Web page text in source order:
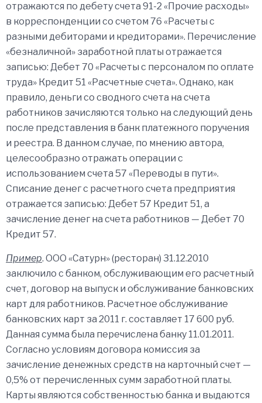
отражаются по дебету счета 91-2 «Прочие расходы»
в корреспонденции со счетом 76 «Расчеты с
разными дебиторами и кредиторами». Перечисление
«безналичной» заработной платы отражается
записью: Дебет 70 «Расчеты с персоналом по оплате
труда» Кредит 51 «Расчетные счета». Однако, как
правило, деньги со сводного счета на счета
работников зачисляются только на следующий день
после представления в банк платежного поручения
и реестра. В данном случае, по мнению автора,
целесообразно отражать операции с
использованием счета 57 «Переводы в пути».
Списание денег с расчетного счета предприятия
отражается записью: Дебет 57 Кредит 51, а
зачисление денег на счета работников — Дебет 70
Кредит 57.
Пример. ООО «Сатурн» (ресторан) 31.12.2010
заключило с банком, обслуживающим его расчетный
счет, договор на выпуск и обслуживание банковских
карт для работников. Расчетное обслуживание
банковских карт за 2011 г. составляет 17 600 руб.
Данная сумма была перечислена банку 11.01.2011.
Согласно условиям договора комиссия за
зачисление денежных средств на карточный счет —
0,5% от перечисленных сумм заработной платы.
Карты являются собственностью банка и выдаются